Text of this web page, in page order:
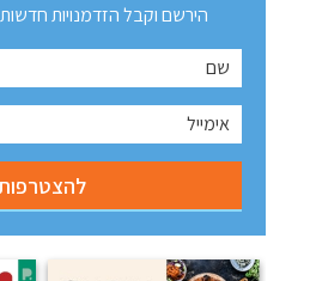
הירשם וקבל הזדמנויות